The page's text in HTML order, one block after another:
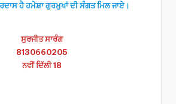
ਹੈ ਹਮੇਸ਼ਾ ਗੁਰਮੁਖਾਂ ਦੀ ਸੰਗਤ ਮਿਲ ਜਾਏ।
ਸੁਰਜੀਤ ਸਾਰੰਗ
8130660205
ਨਵੀਂ ਦਿੱਲੀ 18